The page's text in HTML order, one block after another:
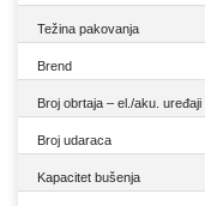
Težina pakovanja
Brend
Broj obrtaja – el./aku. uređaji
Broj udaraca
Kapacitet bušenja